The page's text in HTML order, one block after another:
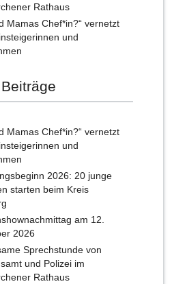
Rathaus
Mamas Chef*in?“ vernetzt
und
Mamas Chef*in?“ vernetzt
und
2026: 20 junge
starten beim Kreis
am 12.
2026
Sprechstunde von
und Polizei im
Rathaus